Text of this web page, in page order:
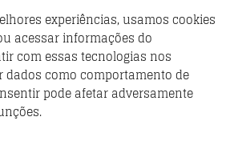
experiências, usamos cookies
acessar informações do
com essas tecnologias nos
como comportamento de
pode afetar adversamente
dos jogos